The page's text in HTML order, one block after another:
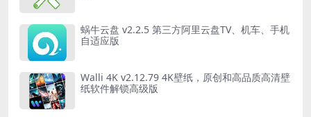
蜗牛云盘 v2.2.5 第三方阿里云盘TV、机车、手机
自适应版
Walli 4K v2.12.79 4K壁纸，原创和高品质高清壁
纸软件解锁高级版